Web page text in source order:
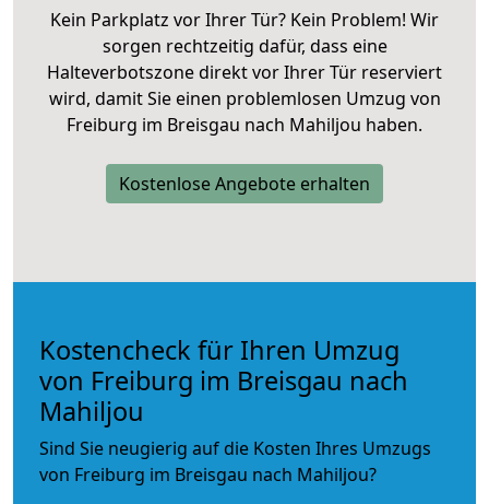
Kein Parkplatz vor Ihrer Tür? Kein Problem! Wir
sorgen rechtzeitig dafür, dass eine
Halteverbotszone direkt vor Ihrer Tür reserviert
wird, damit Sie einen problemlosen Umzug von
Freiburg im Breisgau nach Mahiljou haben.
Kostenlose Angebote erhalten
Kostencheck für Ihren Umzug
von Freiburg im Breisgau nach
Mahiljou
Sind Sie neugierig auf die Kosten Ihres Umzugs
von Freiburg im Breisgau nach Mahiljou?